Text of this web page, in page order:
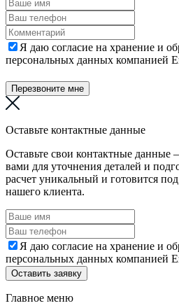
Я даю согласие на хранение и
персональных данных компанией
Перезвоните мне
Оставьте контактные данные
Оставьте свои контактные данные
вами для уточнения деталей и
расчет уникальный и готовится
нашего клиента.
Я даю согласие на хранение и
персональных данных компанией
Оставить заявку
Главное меню